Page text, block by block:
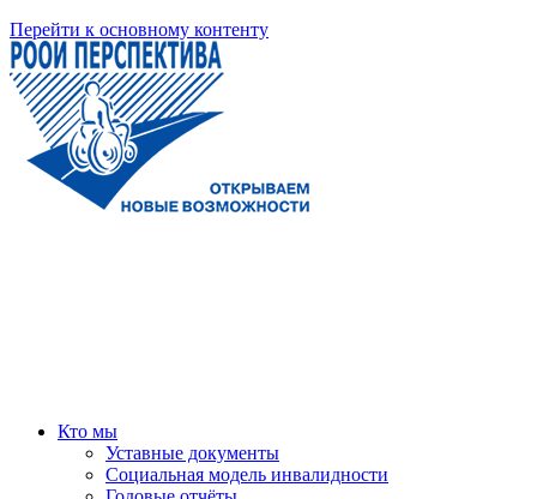
Перейти к основному контенту
Кто мы
Уставные документы
Социальная модель инвалидности